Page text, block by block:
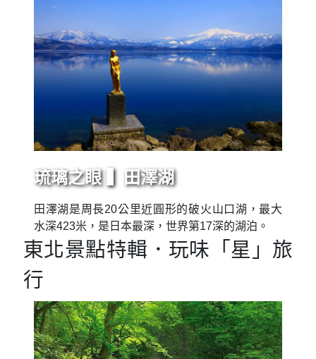
琉璃之眼 ▍田澤湖
田澤湖是周長20公里近圓形的破火山口湖，最大
水深423米，是日本最深，世界第17深的湖泊。
東北景點特輯．玩味「星」旅
行